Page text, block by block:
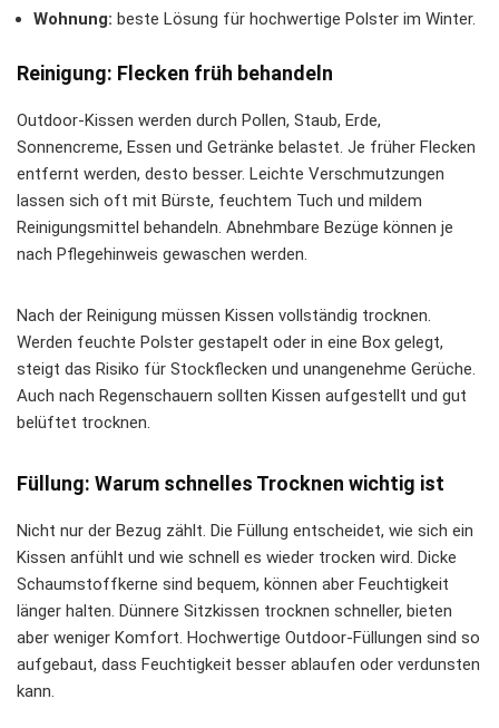
Wohnung: beste Lösung für hochwertige Polster im Winter.
Reinigung: Flecken früh behandeln
Outdoor-Kissen werden durch Pollen, Staub, Erde,
Sonnencreme, Essen und Getränke belastet. Je früher Flecken
entfernt werden, desto besser. Leichte Verschmutzungen
lassen sich oft mit Bürste, feuchtem Tuch und mildem
Reinigungsmittel behandeln. Abnehmbare Bezüge können je
nach Pflegehinweis gewaschen werden.
Nach der Reinigung müssen Kissen vollständig trocknen.
Werden feuchte Polster gestapelt oder in eine Box gelegt,
steigt das Risiko für Stockflecken und unangenehme Gerüche.
Auch nach Regenschauern sollten Kissen aufgestellt und gut
belüftet trocknen.
Füllung: Warum schnelles Trocknen wichtig ist
Nicht nur der Bezug zählt. Die Füllung entscheidet, wie sich ein
Kissen anfühlt und wie schnell es wieder trocken wird. Dicke
Schaumstoffkerne sind bequem, können aber Feuchtigkeit
länger halten. Dünnere Sitzkissen trocknen schneller, bieten
aber weniger Komfort. Hochwertige Outdoor-Füllungen sind so
aufgebaut, dass Feuchtigkeit besser ablaufen oder verdunsten
kann.